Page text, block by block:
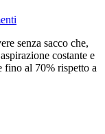
senza sacco che,
costante e
fino al 70% rispetto a